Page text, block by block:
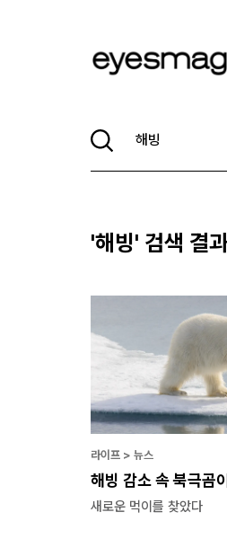
'해빙' 검색 결
라이프 > 뉴스
해빙 감소 속 북극곰
새로운 먹이를 찾았다